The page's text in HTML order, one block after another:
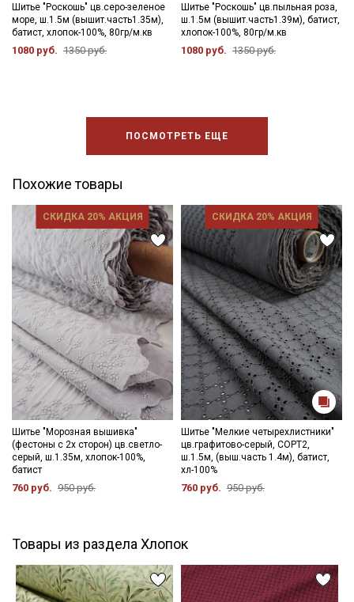
Шитье "Роскошь" цв.серо-зеленое
море, ш.1.5м (вышит.часть1.35м),
батист, хлопок-100%, 80гр/м.кв
1080 руб. 1350 руб.
Шитье "Роскошь" цв.пыльная роза,
ш.1.5м (вышит.часть1.39м), батист,
хлопок-100%, 80гр/м.кв
1080 руб. 1350 руб.
ПОСМОТРЕТЬ ЕЩЕ
Похожие товары
СКИДКА 20% АКЦИЯ
Шитье "Морозная вышивка"
(фестоны с 2х сторон) цв.светло-
серый, ш.1.35м, хлопок-100%,
батист
760 руб. 950 руб.
СКИДКА 20% АКЦИЯ
Шитье "Мелкие четырехлистники"
цв.графитово-серый, СОРТ2,
ш.1.5м, (выш.часть 1.4м), батист,
хл-100%
760 руб. 950 руб.
Товары из раздела Хлопок